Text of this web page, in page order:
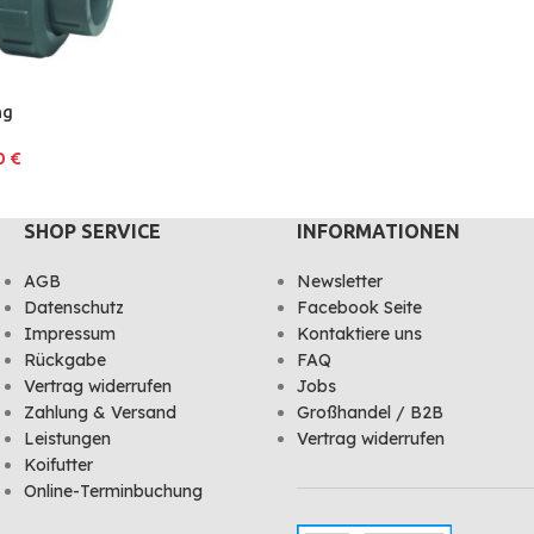
€
SHOP SERVICE
AGB
Datenschutz
Impressum
Rückgabe
Vertrag widerrufen
Zahlung & Versand
Leistungen
Koifutter
Online-Terminbuchung
INFORMATIONEN
Newsletter
Facebook Seite
Kontaktiere uns
FAQ
Jobs
Großhandel / B2B
Vertrag widerrufen